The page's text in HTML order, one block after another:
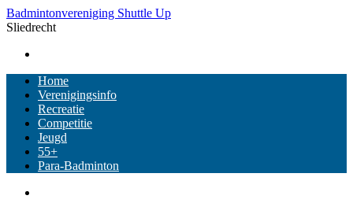
Ga
naar
inhoud
Badmintonvereniging Shuttle Up
Sliedrecht
Home
Verenigingsinfo
Recreatie
Competitie
Jeugd
55+
Para-Badminton